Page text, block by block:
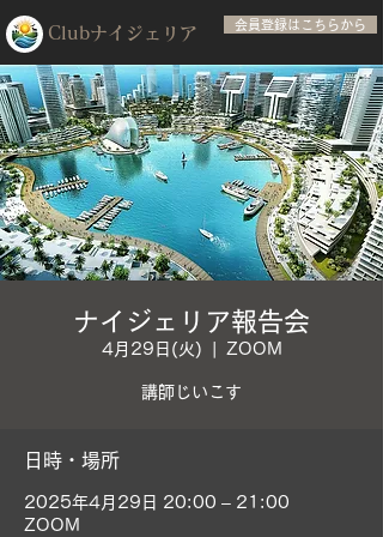
Club​ナイジェリア 会員登録はこちらから
ナイジェリア報告会
4月29日(火) ZOOM
講師じいこす
日時・場所
2025年4月29日 20:00 – 21:00
ZOOM